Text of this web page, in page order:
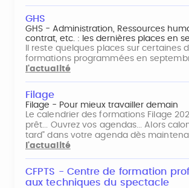
GHS
GHS - Administration, Ressources
contrat, etc. : les dernières places en
Il reste quelques places sur certaines
formations programmées en
l'actualité
Filage
Filage - Pour mieux travailler demain
Le calendrier des formations Filage
prêt... Ouvrez vos agendas... Alors
tard" dans votre agenda dès
l'actualité
CFPTS - Centre de formation
aux techniques du spectacle